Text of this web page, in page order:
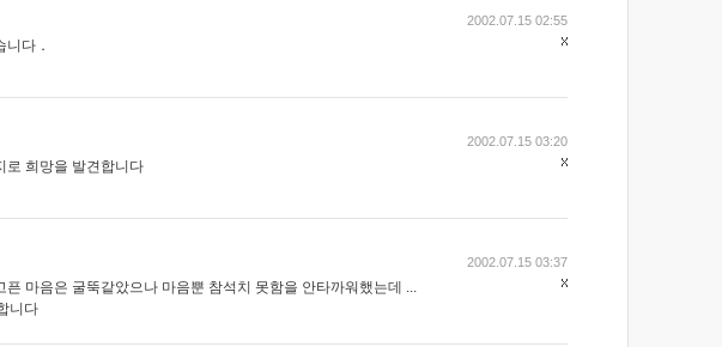
다．
2002.07.15 02:55
로 희망을 발견합니다
2002.07.15 03:20
마음은 굴뚝같았으나 마음뿐 참석치 못함을 안타까워했는데 ...
니다
2002.07.15 03:37